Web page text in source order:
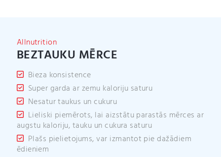
Allnutrition
BEZTAUKU MĒRCE
Bieza konsistence
Super garda ar zemu kaloriju saturu
Nesatur taukus un cukuru
Lieliski piemērots, lai aizstātu parastās mērces ar
augstu kaloriju, tauku un cukura saturu
Plašs pielietojums, var izmantot pie dažādiem
ēdieniem